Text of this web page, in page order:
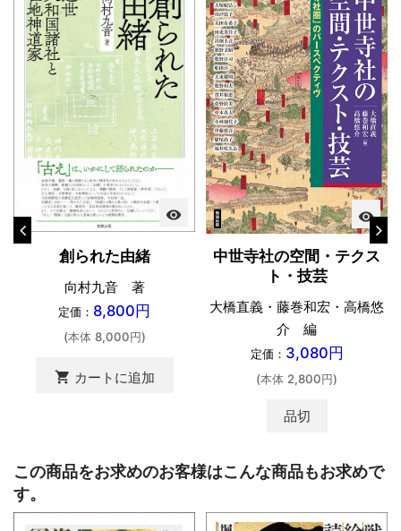
visibility
創られた由緒
向村九音 著
定価： 8,800円
(本体 8,000円)
shopping_cart カートに追加
visibility
中世寺社の空間・テクス
ト・技芸
大橋直義・藤巻和宏・高橋悠
介 編
定価： 3,080円
(本体 2,800円)
品切
この商品をお求めのお客様はこんな商品もお求めで
す。